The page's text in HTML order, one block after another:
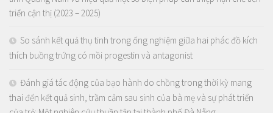
triển cận thị (2023 – 2025)
So sánh kết quả thụ tinh trong ống nghiệm giữa hai phác đồ kích
thích buồng trứng có mồi progestin và antagonist
Đánh giá tác động của bạo hành do chồng trong thời kỳ mang
thai đến kết quả sinh, trầm cảm sau sinh của bà mẹ và sự phát triển